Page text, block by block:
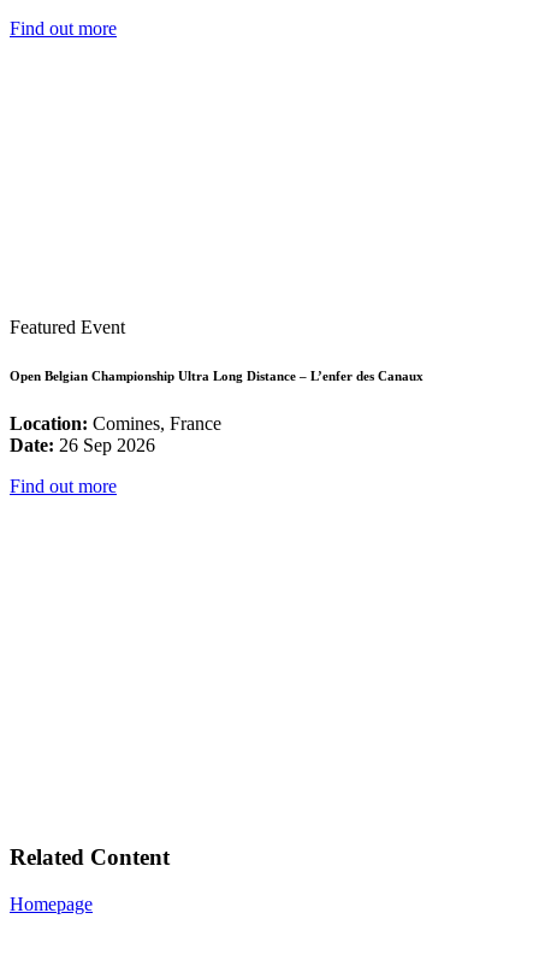
Find out more
Featured Event
Open Belgian Championship Ultra Long Distance – L’enfer des Canaux
Location: Comines, France
Date: 26 Sep 2026
Find out more
Related Content
Homepage